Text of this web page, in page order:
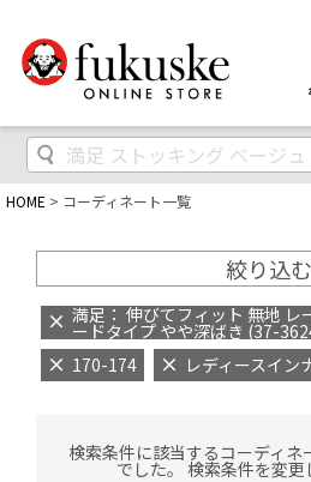
HOME コーディネート一覧
絞り込む
満足： 伸びてフィット 無地 レ
ードタイプ やや深ばき (37-
170-174
レディースイン
検索条件に該当するコーディネ
でした。 検索条件を変更